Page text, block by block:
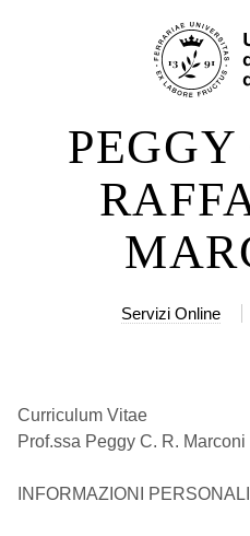
navigazione
Servizi Online
Curriculum Vitae
Prof.ssa Peggy C. R. Marconi
INFORMAZIONI PERSONALI